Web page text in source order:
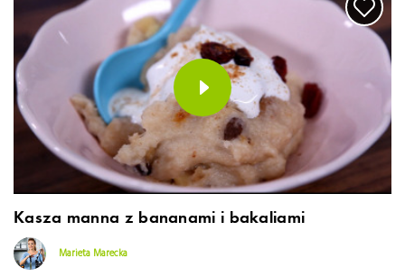
Kasza manna z bananami i bakaliami
Marieta Marecka